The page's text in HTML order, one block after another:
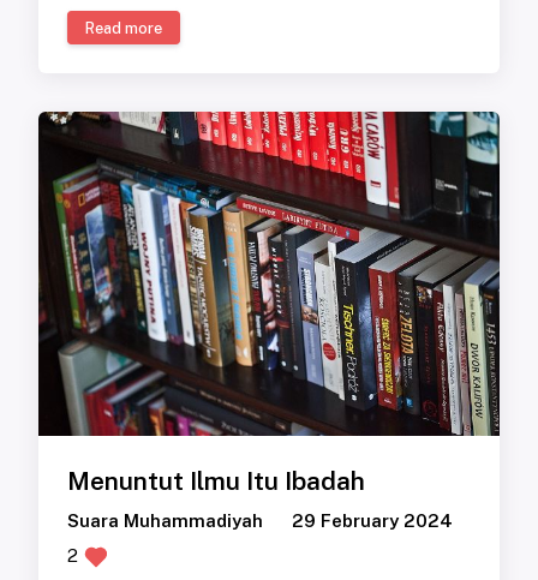
Read more
Menuntut Ilmu Itu Ibadah
Suara Muhammadiyah
29 February 2024
2